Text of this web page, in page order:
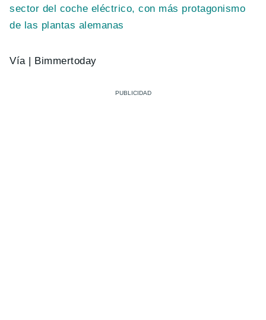
sector del coche eléctrico, con más protagonismo
de las plantas alemanas
Vía | Bimmertoday